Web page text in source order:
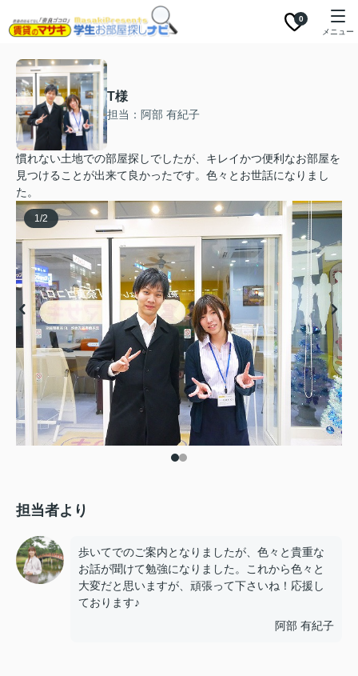
0
メニュー
T様
担当：阿部 有紀子
慣れない土地での部屋探しでしたが、キレイかつ便利なお部屋を
見つけることが出来て良かったです。色々とお世話になりまし
た。
1/2
担当者より
歩いてでのご案内となりましたが、色々と貴重な
お話が聞けて勉強になりました。これから色々と
大変だと思いますが、頑張って下さいね！応援し
ております♪
阿部 有紀子